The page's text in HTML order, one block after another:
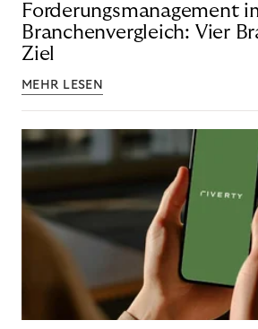
Forderungsmanagement
Branchenvergleich: Vier
Ziel
MEHR LESEN